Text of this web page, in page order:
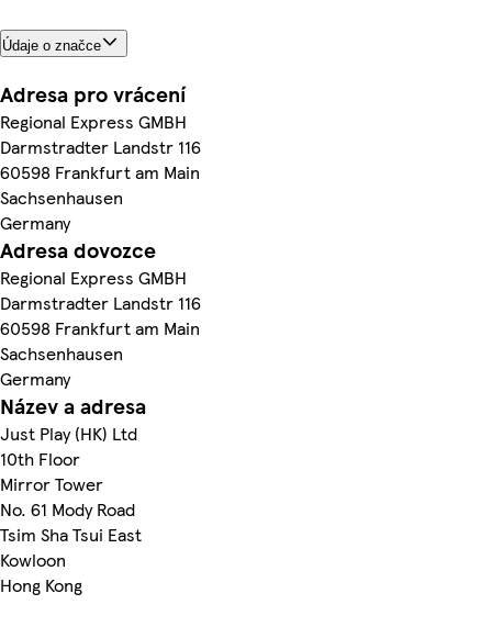
Údaje o značce
Adresa pro vrácení
Regional Express GMBH
Darmstradter Landstr 116
60598 Frankfurt am Main
Sachsenhausen
Germany
Adresa dovozce
Regional Express GMBH
Darmstradter Landstr 116
60598 Frankfurt am Main
Sachsenhausen
Germany
Název a adresa
Just Play (HK) Ltd
10th Floor
Mirror Tower
No. 61 Mody Road
Tsim Sha Tsui East
Kowloon
Hong Kong